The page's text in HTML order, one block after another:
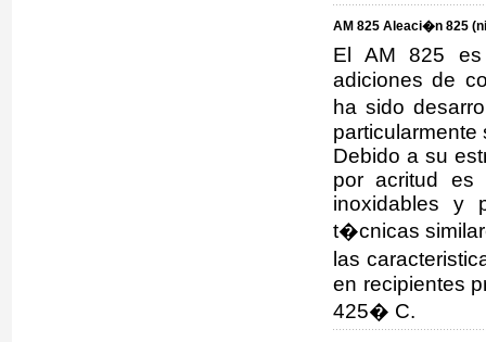
AM 825 Aleaci�n 825
El AM 825 es
adiciones de
ha sido
particularmente
Debido a su
por acritud es
inoxidables y
t�cnicas
las
en recipientes
425� C.